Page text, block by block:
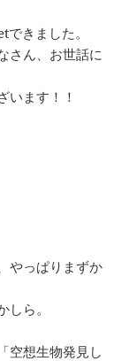
きました。
さん、お世話に
います！！
やっぱりまずか
ら。
空想生物発見し